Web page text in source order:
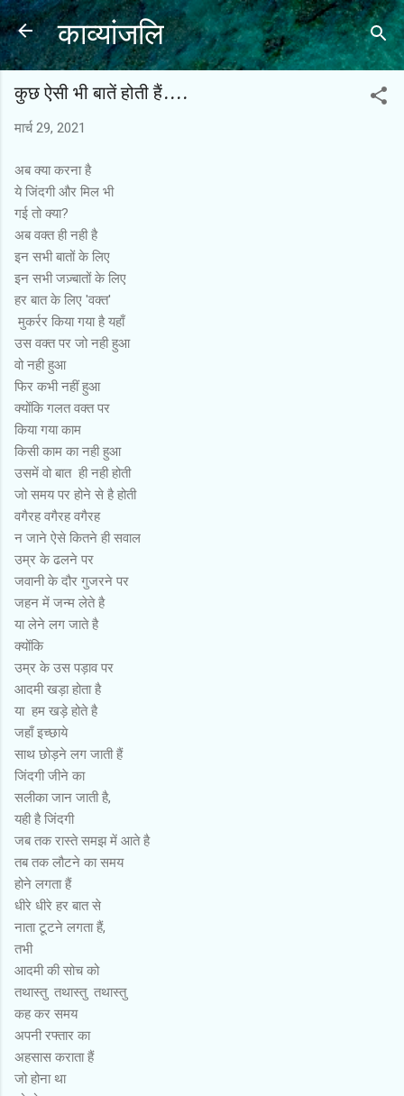
सीधे मुख्य सामग्री पर जाएं
काव्यांजलि
कुछ ऐसी भी बातें होती हैं....
मार्च 29, 2021
अब क्या करना है
ये जिंदगी और मिल भी
गई तो क्या?
अब वक्त ही नही है
इन सभी बातों के लिए
इन सभी जज़्बातों के लिए
हर बात के लिए 'वक्त'
मुकर्रर किया गया है यहाँ
उस वक्त पर जो नही हुआ
वो नही हुआ
फिर कभी नहीं हुआ
क्योंकि गलत वक्त पर
किया गया काम
किसी काम का नही हुआ
उसमें वो बात ही नही होती
जो समय पर होने से है होती
वगैरह वगैरह वगैरह
न जाने ऐसे कितने ही सवाल
उम्र के ढलने पर
जवानी के दौर गुजरने पर
जहन में जन्म लेते है
या लेने लग जाते है
क्योंकि
उम्र के उस पड़ाव पर
आदमी खड़ा होता है
या हम खड़े होते है
जहाँ इच्छाये
साथ छोड़ने लग जाती हैं
जिंदगी जीने का
सलीका जान जाती है,
यही है जिंदगी
जब तक रास्ते समझ में आते है
तब तक लौटने का समय
होने लगता हैं
धीरे धीरे हर बात से
नाता टूटने लगता हैं,
तभी
आदमी की सोच को
तथास्तु तथास्तु तथास्तु
कह कर समय
अपनी रफ्तार का
अहसास कराता हैं
जो होना था